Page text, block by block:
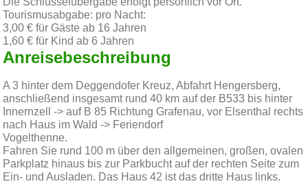
Tourismusabgabe: pro Nacht:
3,00 € für Gäste ab 16 Jahren
1,60 € für Kind ab 6 Jahren
Anreisebeschreibung
A 3 hinter dem Deggendofer Kreuz, Abfahrt Hengersberg,
anschließend insgesamt rund 40 km auf der B533 bis hinter
Innernzell -> auf B 85 Richtung Grafenau, vor Elsenthal rechts
nach Haus im Wald -> Feriendorf
Fahren Sie rund 100 m über den allgemeinen, großen, ovalen
Parkplatz hinaus bis zur Parkbucht auf der rechten Seite zum
Ein- und Ausladen. Das Haus 42 ist das dritte Haus links.